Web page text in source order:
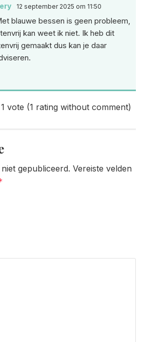
12 september 2025 om 11:50
blauwe bessen is geen probleem,
kan weet ik niet. Ik heb dit
gemaakt dus kan je daar
vote (1 rating without comment)
gepubliceerd. Vereiste velden